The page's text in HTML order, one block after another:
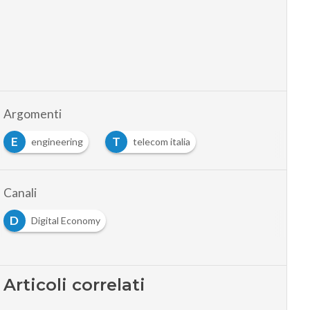
Argomenti
E
engineering T telecom italia
Canali
D
Digital Economy
Articoli correlati